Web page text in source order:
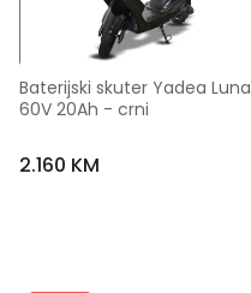
Baterijski skuter Yadea Luna
60V 20Ah - crni
2.160 KM